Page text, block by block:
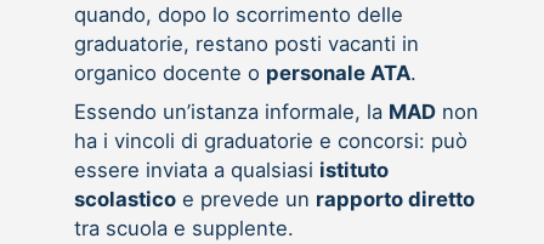
quando, dopo lo scorrimento delle
graduatorie, restano posti vacanti in
organico docente o personale ATA.
Essendo un’istanza informale, la MADnon
ha i vincoli di graduatorie e concorsi: può
essere inviata a qualsiasi istituto
scolasticoe prevede un rapporto diretto
tra scuola e supplente.